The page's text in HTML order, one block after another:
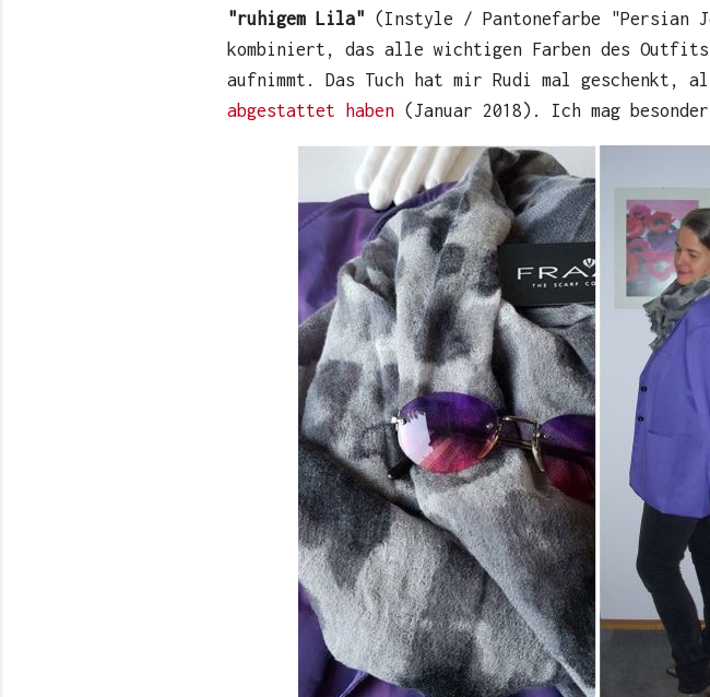
"ruhigem Lila" (Instyle / Pantonefarbe "Persian
kombiniert, das alle wichtigen Farben des Outfits
aufnimmt. Das Tuch hat mir Rudi mal geschenkt,
abgestattet haben (Januar 2018). Ich mag